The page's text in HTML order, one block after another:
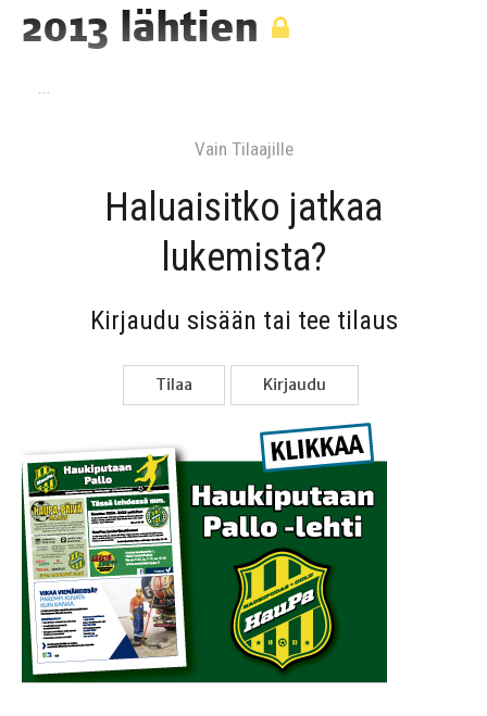
2013 lähtien
…
Vain Tilaa­jil­le
Haluai­sit­ko jat­kaa
lukemista?
Kir­jau­du sisään tai tee tilaus
Tilaa Kir­jau­du